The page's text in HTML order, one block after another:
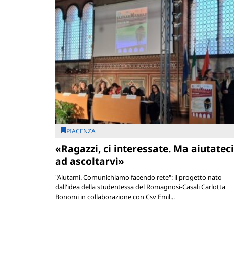
PIACENZA
«Ragazzi, ci interessate. Ma aiutateci
ad ascoltarvi»
"Aiutami. Comunichiamo facendo rete": il progetto nato
dall'idea della studentessa del Romagnosi-Casali Carlotta
Bonomi in collaborazione con Csv Emil...